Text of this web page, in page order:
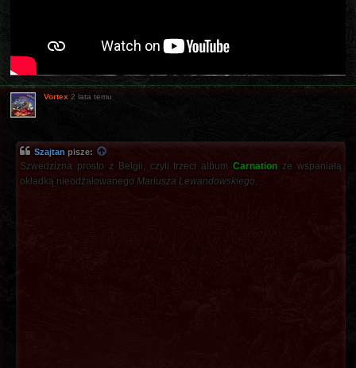
Vortex 2 lata temu
Szajtan pisze:
Szwedzizna prosto z Belgii, czyli trzeci albumCarnation ze wspaniałą
okładką nieodżałowanego Mariusza Lewandowskiego